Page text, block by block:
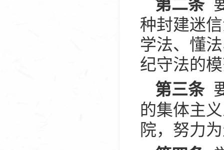
种封建迷
学法、懂
纪守法的
第三条
的集体主
院，努力